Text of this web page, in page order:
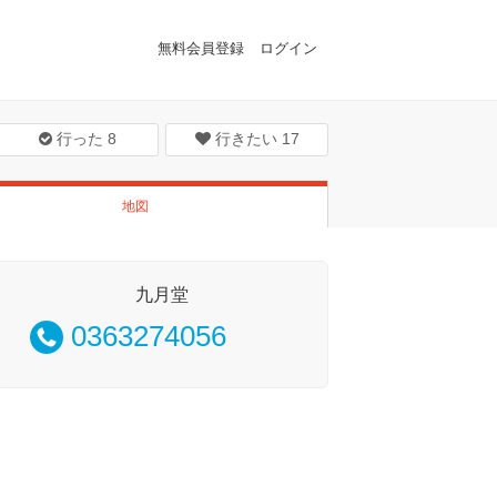
無料会員登録 ログイン
行った 8 行きたい 17
地図
九月堂
0363274056